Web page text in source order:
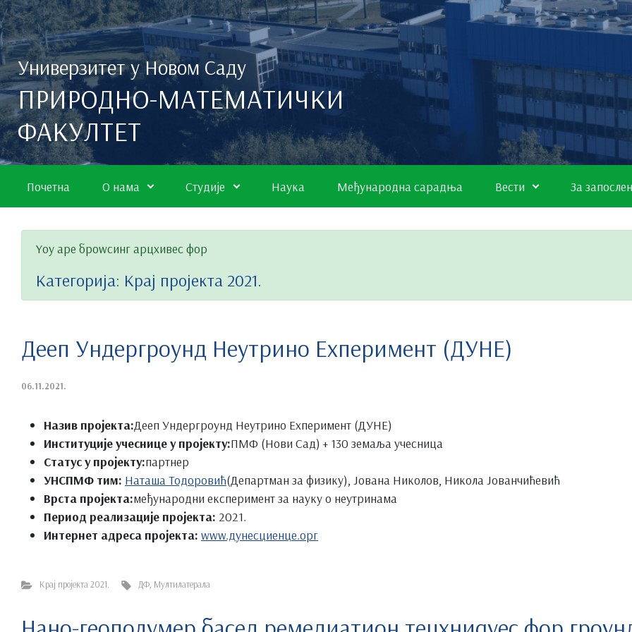
Скип то маин цонтент
Универзитет у Новом Саду
ПРИРОДНО-МАТЕМАТИЧКИ
ФАКУЛТЕТ
Почетна О нама Студије Наука Међународна сарадња Вести За
Yоу аре броwсинг арцхивес фор
Категорија: Крај пројекта 2021.
Дееп Ундергроунд Неутрино Еxперимент (ДУНЕ)
06.11.2021.
Назив пројекта:Дееп Ундергроунд Неутрино Еxперимент (ДУНЕ)
Институције учеснице у пројекту:ПМФ (Нови Сад) + 130 земаља учесница
Статус у пројекту:партнер
УНСПМФ тим: Наташа Тодоровић(Департман за физику), Јована Николов, Никола Јованчићевић
Врста пројекта:међународни експеримент за науку о неутринама
Период реализације пројекта: 2021.
Интернет адреса пројекта: www.дунесциенце.орг
Крај пројекта 2021. ДФ Мултилатерала